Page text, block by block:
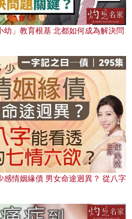
幼」教育根基 北都如何成為解決問
感情姻緣債 男女命途迥異？ 從八字